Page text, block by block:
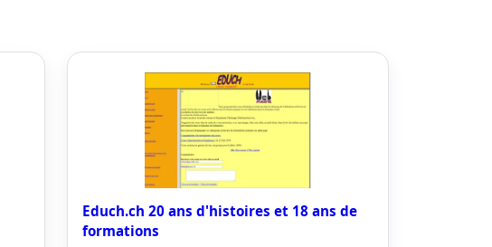
Educh.ch 20 ans d'histoires et 18 ans de
formations